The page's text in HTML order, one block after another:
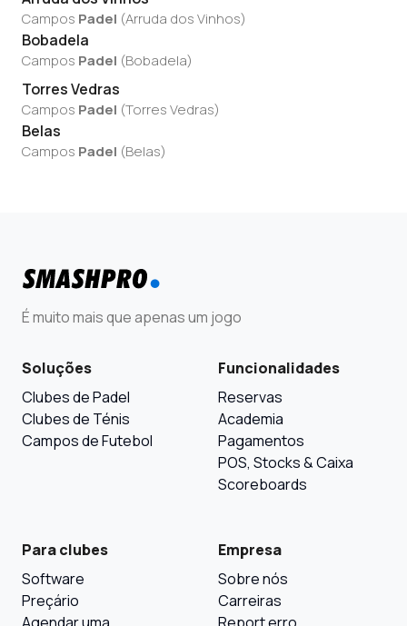
Campos Padel (Arruda dos Vinhos)
Bobadela
Campos Padel (Bobadela)
Torres Vedras
Campos Padel (Torres Vedras)
Belas
Campos Padel (Belas)
É muito mais que apenas um jogo
Soluções
Clubes de Padel
Clubes de Ténis
Campos de Futebol
Funcionalidades
Reservas
Academia
Pagamentos
POS, Stocks & Caixa
Scoreboards
Para clubes
Software
Preçário
Empresa
Sobre nós
Carreiras